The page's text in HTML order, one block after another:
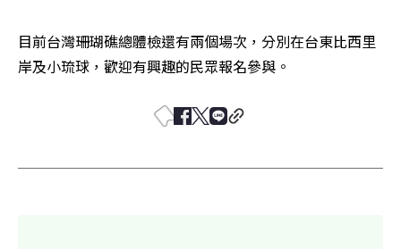
目前台灣珊瑚礁總體檢還有兩個場次，分別在台東比西里
岸及小琉球，歡迎有興趣的民眾報名參與。